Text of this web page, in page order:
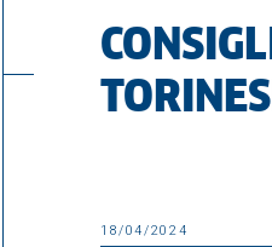
18/04/2024